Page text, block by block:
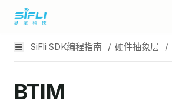
SiFli SDK编程指南 / 硬件抽象层 /
BTIM